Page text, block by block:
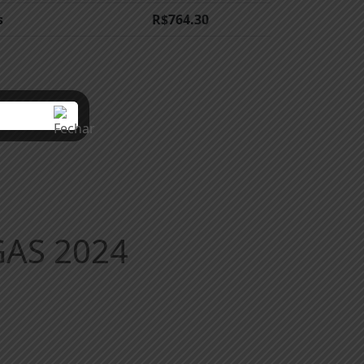
R$764.30
2024